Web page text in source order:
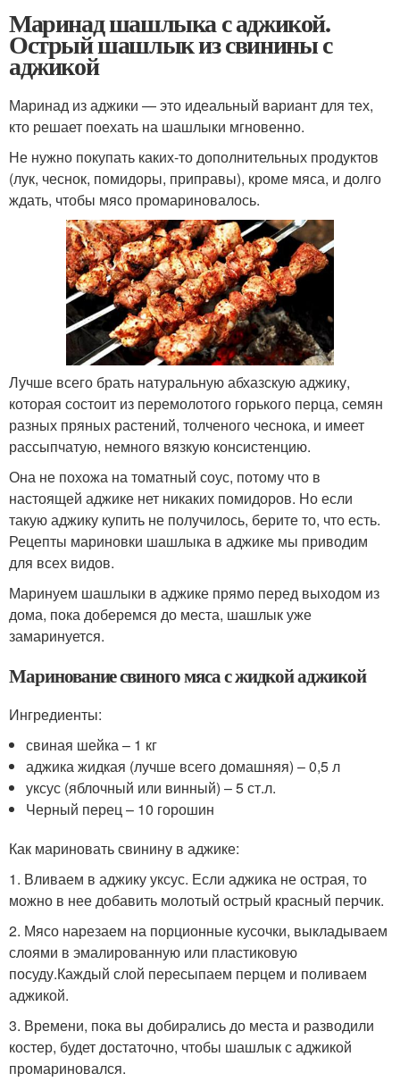
Маринад шашлыка с аджикой.
Острый шашлык из свинины с
аджикой
Маринад из аджики — это идеальный вариант для тех,
кто решает поехать на шашлыки мгновенно.
Не нужно покупать каких-то дополнительных продуктов
(лук, чеснок, помидоры, приправы), кроме мяса, и долго
ждать, чтобы мясо промариновалось.
Лучше всего брать натуральную абхазскую аджику,
которая состоит из перемолотого горького перца, семян
разных пряных растений, толченого чеснока, и имеет
рассыпчатую, немного вязкую консистенцию.
Она не похожа на томатный соус, потому что в
настоящей аджике нет никаких помидоров. Но если
такую аджику купить не получилось, берите то, что есть.
Рецепты мариновки шашлыка в аджике мы приводим
для всех видов.
Маринуем шашлыки в аджике прямо перед выходом из
дома, пока доберемся до места, шашлык уже
замаринуется.
Маринование свиного мяса с жидкой аджикой
Ингредиенты:
свиная шейка – 1 кг
аджика жидкая (лучше всего домашняя) – 0,5 л
уксус (яблочный или винный) – 5 ст.л.
Черный перец – 10 горошин
Как мариновать свинину в аджике:
1. Вливаем в аджику уксус. Если аджика не острая, то
можно в нее добавить молотый острый красный перчик.
2. Мясо нарезаем на порционные кусочки, выкладываем
слоями в эмалированную или пластиковую
посуду.Каждый слой пересыпаем перцем и поливаем
аджикой.
3. Времени, пока вы добирались до места и разводили
костер, будет достаточно, чтобы шашлык с аджикой
промариновался.